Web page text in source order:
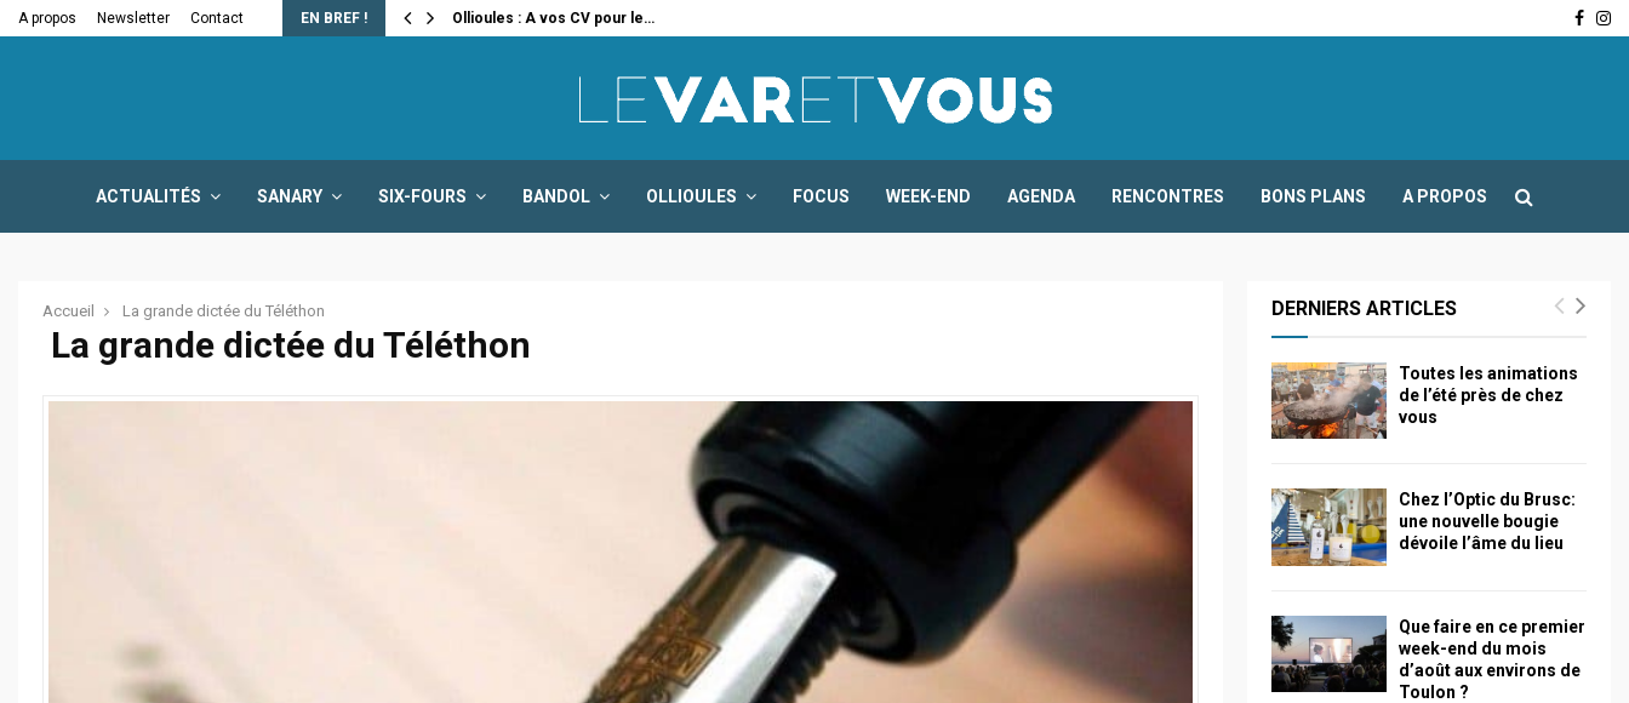
A propos Newsletter Contact EN BREF !
la fermeture… Ollioules : A vos CV pour le…
ACTUALITÉS SANARY SIX-FOURS BANDOL OLLIOULES FOCUS WEEK-END AGENDA RENCONTRES BONS PLANS A PROPOS
Accueil La grande dictée du Téléthon
La grande dictée du Téléthon
DERNIERS ARTICLES
Toutes les animations
de l’été près de chez
vous
Chez l’Optic du Brusc:
une nouvelle bougie
dévoile l’âme du lieu
Que faire en ce premier
week-end du mois
d’août aux environs de
Toulon ?